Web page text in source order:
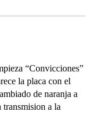
“Convicciones”
la placa con el
de naranja a
transmision a la